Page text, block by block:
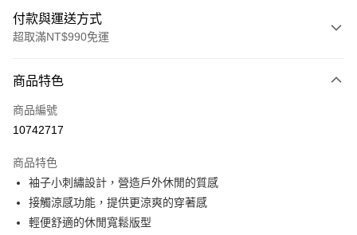
付款與運送方式
超取滿NT$990免運
信用卡一次付款
超商取貨付款
Apple Pay
運送方式
商品特色
商品編號
10742717
商品特色
袖子小刺繡設計，營造戶外休閒的質感
接觸涼感功能，提供更涼爽的穿著感
輕便舒適的休閒寬鬆版型